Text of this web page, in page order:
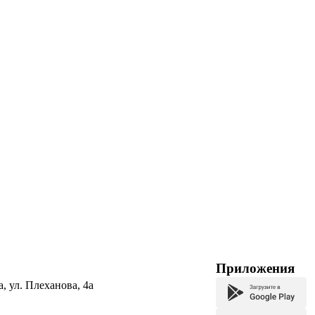
ул. Плеханова, 4а
Приложения